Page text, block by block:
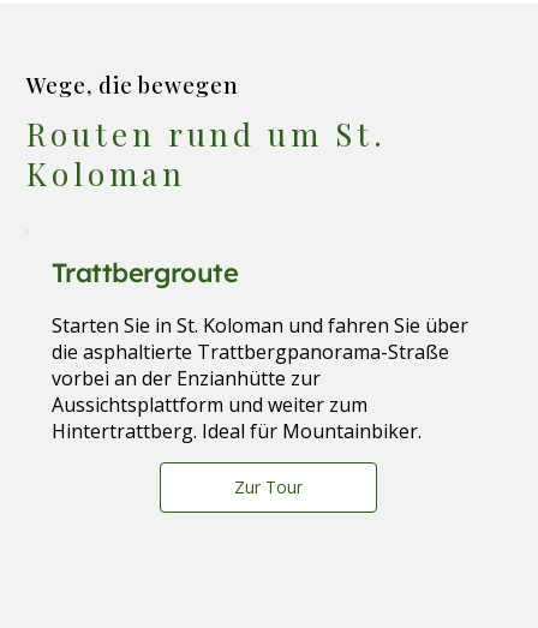
Wege, die bewegen
Routen rund um St.
Koloman
Trattbergroute
Starten Sie in St. Koloman und fahren Sie über
die asphaltierte Trattbergpanorama-Straße
vorbei an der Enzianhütte zur
Aussichtsplattform und weiter zum
Hintertrattberg. Ideal für Mountainbiker.
Zur Tour